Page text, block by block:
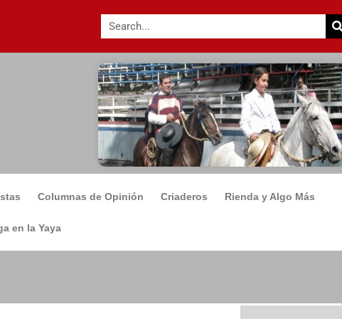
Columnas de Opinión Criaderos Rienda y Algo Más
en la Yaya